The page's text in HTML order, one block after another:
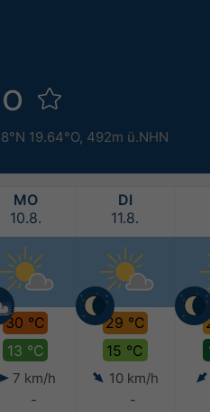
19.64°O, 492m ü.NHN
MO
10.8.
30 °C
13 °C
7 km/h
-
DI
11.8.
29 °C
15 °C
10 km/h
-